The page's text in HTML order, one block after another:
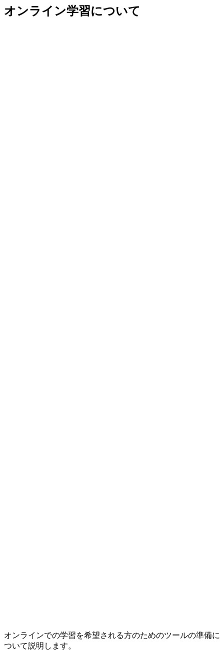
オンライン学習について
オンラインでの学習を希望される方のためのツールの準備に
ついて説明します。